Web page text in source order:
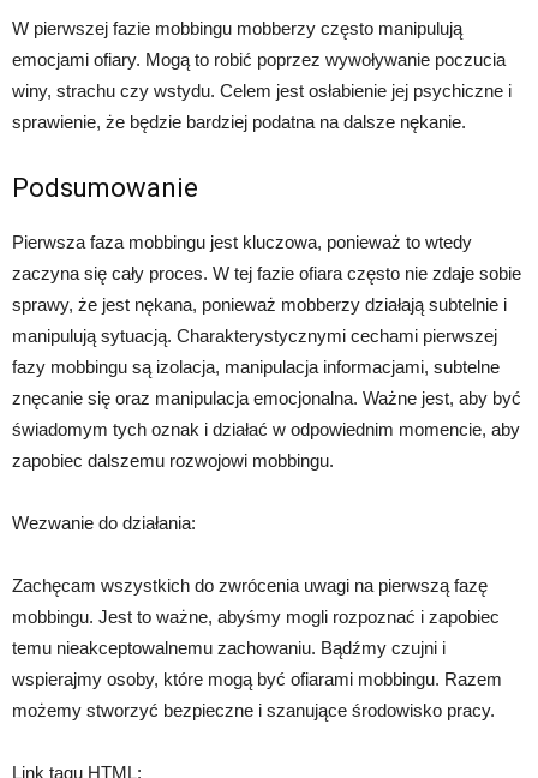
W pierwszej fazie mobbingu mobberzy często manipulują
emocjami ofiary. Mogą to robić poprzez wywoływanie poczucia
winy, strachu czy wstydu. Celem jest osłabienie jej psychiczne i
sprawienie, że będzie bardziej podatna na dalsze nękanie.
Podsumowanie
Pierwsza faza mobbingu jest kluczowa, ponieważ to wtedy
zaczyna się cały proces. W tej fazie ofiara często nie zdaje sobie
sprawy, że jest nękana, ponieważ mobberzy działają subtelnie i
manipulują sytuacją. Charakterystycznymi cechami pierwszej
fazy mobbingu są izolacja, manipulacja informacjami, subtelne
znęcanie się oraz manipulacja emocjonalna. Ważne jest, aby być
świadomym tych oznak i działać w odpowiednim momencie, aby
zapobiec dalszemu rozwojowi mobbingu.
Wezwanie do działania:
Zachęcam wszystkich do zwrócenia uwagi na pierwszą fazę
mobbingu. Jest to ważne, abyśmy mogli rozpoznać i zapobiec
temu nieakceptowalnemu zachowaniu. Bądźmy czujni i
wspierajmy osoby, które mogą być ofiarami mobbingu. Razem
możemy stworzyć bezpieczne i szanujące środowisko pracy.
Link tagu HTML: